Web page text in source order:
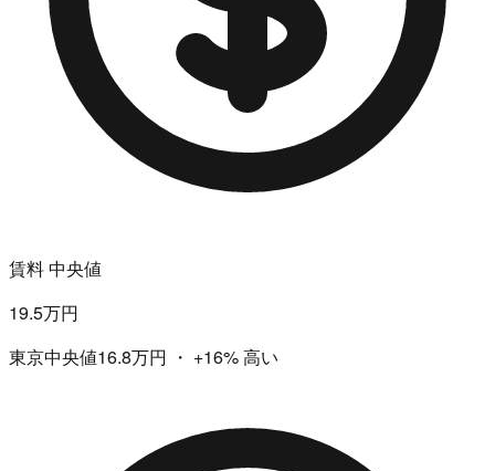
賃料 中央値
19.5万円
東京中央値16.8万円 ・ +16%高い